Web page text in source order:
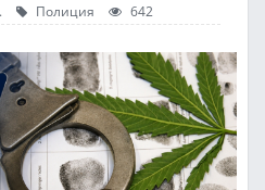
Полиция 642